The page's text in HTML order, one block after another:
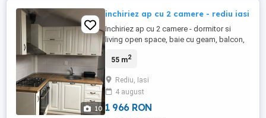
10
inchiriez ap cu 2 camere - rediu iasi
Inchiriez ap cu 2 camere - dormitor si
living open space, baie cu geam, balcon,
inclus ! etaj 3 din 3. Garantie plus o luna
55 m2
Rediu, Iasi
4 august
1 966 RON